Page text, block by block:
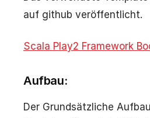
auf github veröffentlicht.
Scala Play2 Framework
Aufbau:
Der Grundsätzliche